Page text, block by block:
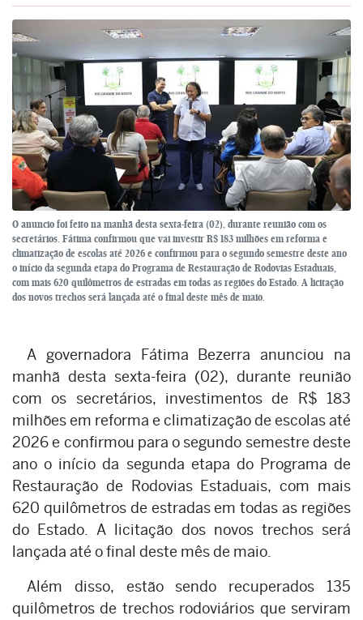
O anuncio foi feito na manhã desta sexta-feira (02), durante reunião com os
secretários. Fátima confirmou que vai investir R$ 183 milhões em reforma e
climatização de escolas até 2026 e confirmou para o segundo semestre deste ano
o início da segunda etapa do Programa de Restauração de Rodovias Estaduais,
com mais 620 quilômetros de estradas em todas as regiões do Estado. A licitação
dos novos trechos será lançada até o final deste mês de maio.
A governadora Fátima Bezerra anunciou na
manhã desta sexta-feira (02), durante reunião
com os secretários, investimentos de R$ 183
milhões em reforma e climatização de escolas até
2026 e confirmou para o segundo semestre deste
ano o início da segunda etapa do Programa de
Restauração de Rodovias Estaduais, com mais
620 quilômetros de estradas em todas as regiões
do Estado. A licitação dos novos trechos será
lançada até o final deste mês de maio.
Além disso, estão sendo recuperados 135
quilômetros de trechos rodoviários que serviram